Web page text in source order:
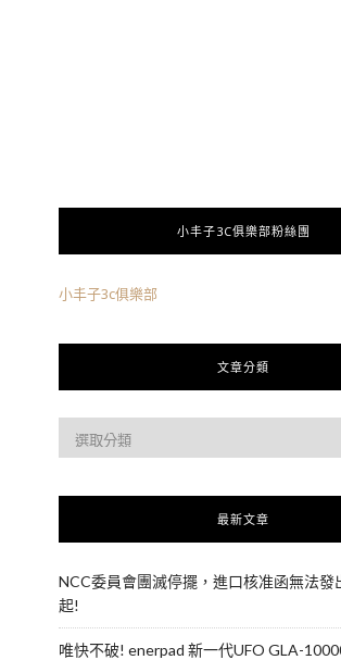
小丰子3C俱樂部粉絲團
小丰子3c俱樂部
文章分類
最新文章
NCC委員會團滅停擺，進口核准函無法發
起!
唯快不破! enerpad 新一代UFO GLA-